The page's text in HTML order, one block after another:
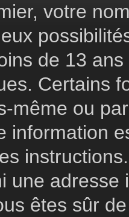
votre
de 13
Certains
même ou
information
une adresse
êtes sûr